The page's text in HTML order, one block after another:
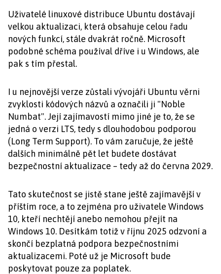
Uživatelé linuxové distribuce Ubuntu dostávají
velkou aktualizaci, která obsahuje celou řadu
nových funkcí, stále dvakrát ročně. Microsoft
podobné schéma používal dříve i u Windows, ale
pak s tím přestal.
I u nejnovější verze zůstali vývojáři Ubuntu věrni
zvyklosti kódových názvů a označili ji "Noble
Numbat". Její zajímavostí mimo jiné je to, že se
jedná o verzi LTS, tedy s dlouhodobou podporou
(Long Term Support). To vám zaručuje, že ještě
dalších minimálně pět let budete dostávat
bezpečnostní aktualizace – tedy až do června 2029.
Tato skutečnost se jistě stane ještě zajímavější v
příštím roce, a to zejména pro uživatele Windows
10, kteří nechtějí anebo nemohou přejít na
Windows 10. Desítkám totiž v říjnu 2025 odzvoní a
skončí bezplatná podpora bezpečnostními
aktualizacemi. Poté už je Microsoft bude
poskytovat pouze za poplatek.